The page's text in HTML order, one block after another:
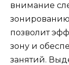
внимание
позволит
зону и
занятий.